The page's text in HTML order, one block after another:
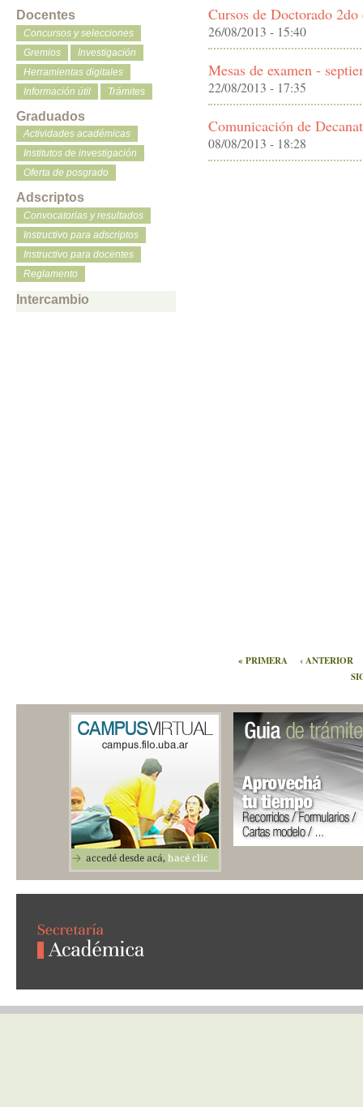
Docentes
Concursos y selecciones
Gremios
Investigación
Herramientas digitales
Información útil
Trámites
Graduados
Actividades académicas
Institutos de investigación
Oferta de posgrado
Adscriptos
Convocatorias y resultados
Instructivo para adscriptos
Instructivo para docentes
Reglamento
Intercambio
Cursos de Doctorado
26/08/2013 - 15:40
Mesas de examen -
22/08/2013 - 17:35
Comunicación de
08/08/2013 - 18:28
« PRIMERA ‹ ANTERIOR